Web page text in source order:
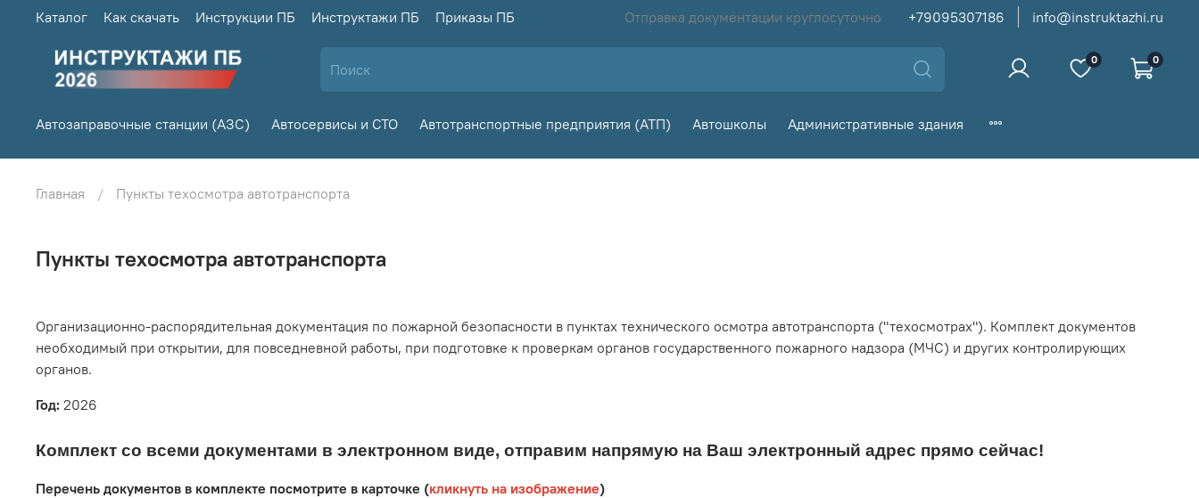
Каталог Как скачать Инструкции ПБ Инструктажи ПБ Приказы ПБ Отправка документации круглосуточно +79095307186 info@instruktazhi.ru
0 0
Автозаправочные станции (АЗС) Автосервисы и СТО Автотранспортные предприятия (АТП) Автошколы Административные здания
Главная Пункты техосмотра автотранспорта
Пункты техосмотра автотранспорта
Организационно-распорядительная документация по пожарной безопасности в пунктах технического осмотра автотранспорта ("техосмотрах"). Комплект документов
необходимый при открытии, для повседневной работы, при подготовке к проверкам органов государственного пожарного надзора (МЧС) и других контролирующих
органов.
Год: 2026
Комплект со всеми документами в электронном виде, отправим напрямую на Ваш электронный адрес прямо сейчас!
Перечень документов в комплекте посмотрите в карточке (кликнуть на изображение)